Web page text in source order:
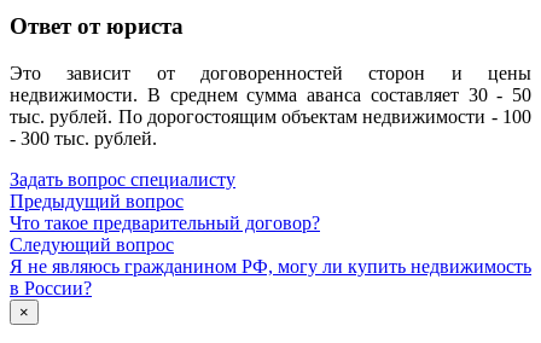
Ответ от юриста
Это зависит от договоренностей сторон и цены
недвижимости. В среднем сумма аванса составляет 30 - 50
тыс. рублей. По дорогостоящим объектам недвижимости - 100
- 300 тыс. рублей.
Задать вопрос специалисту
Предыдущий вопрос
Что такое предварительный договор?
Следующий вопрос
Я не являюсь гражданином РФ, могу ли купить недвижимость
в России?
×